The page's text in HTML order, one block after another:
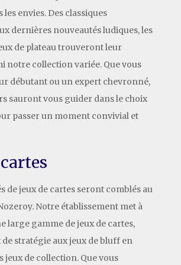
les envies. Des classiques
dernières nouveautés ludiques, les
de plateau trouveront leur
notre collection variée. Que vous
débutant ou un expert chevronné,
sauront vous guider dans le choix
passer un moment convivial et
de jeux de cartes seront comblés au
Notre établissement met à
large gamme de jeux de cartes,
de stratégie aux jeux de bluff en
jeux de collection. Que vous